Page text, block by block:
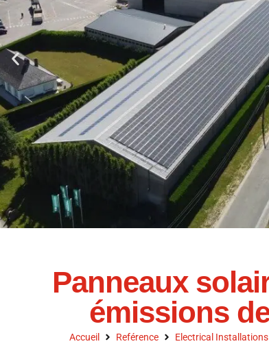
Panneaux
émissions
Accueil Reférence Electrical Installations